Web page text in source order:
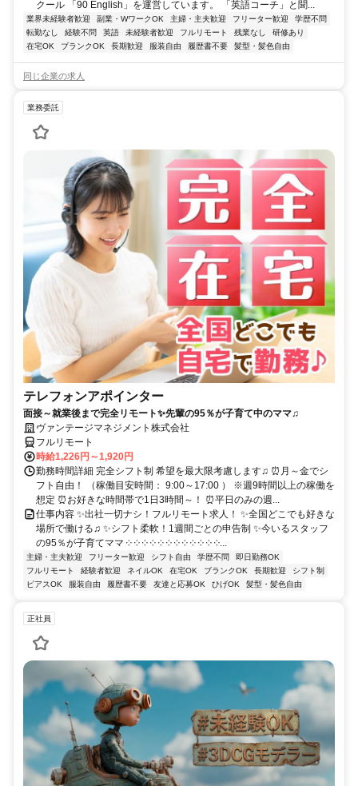
クール 「90 English」を運営しています。 「英語コーチ」と聞...
業界未経験者歓迎 副業・WワークOK 主婦・主夫歓迎 フリーター歓迎
学歴不問
転勤なし
経験不問 英語 未経験者歓迎 フルリモート 残業なし
研修あり
在宅OK
ブランクOK 長期歓迎 服装自由 履歴書不要 髪型・髪色自由
同じ企業の求人
業務委託
テレフォンアポインター
面接～就業後まで完全リモート✨先輩の95％が子育て中のママ♫
ヴァンテージマネジメント株式会社
フルリモート
時給1,226円～1,920円
勤務時間詳細 完全シフト制 希望を最大限考慮します♫ ⏰月～金でシ
フト自由！ （稼働目安時間： 9:00～17:00 ） ※週9時間以上の稼働を
想定 ⏰お好きな時間帯で1日3時間～！ ⏰平日のみの週...
仕事内容 ✨出社一切ナシ！フルリモート求人！ ✨全国どこでも好きな
場所で働ける♫ ✨シフト柔軟！1週間ごとの申告制 ✨今いるスタッフ
の95％が子育てママ ༶ ༶ ༶ ༶ ༶ ༶ ༶ ༶ ༶ ༶ ༶ ༶...
主婦・主夫歓迎 フリーター歓迎 シフト自由 学歴不問
即日勤務OK
フルリモート
経験者歓迎 ネイルOK 在宅OK ブランクOK 長期歓迎
シフト制
ピアスOK
服装自由 履歴書不要 友達と応募OK ひげOK 髪型・髪色自由
正社員